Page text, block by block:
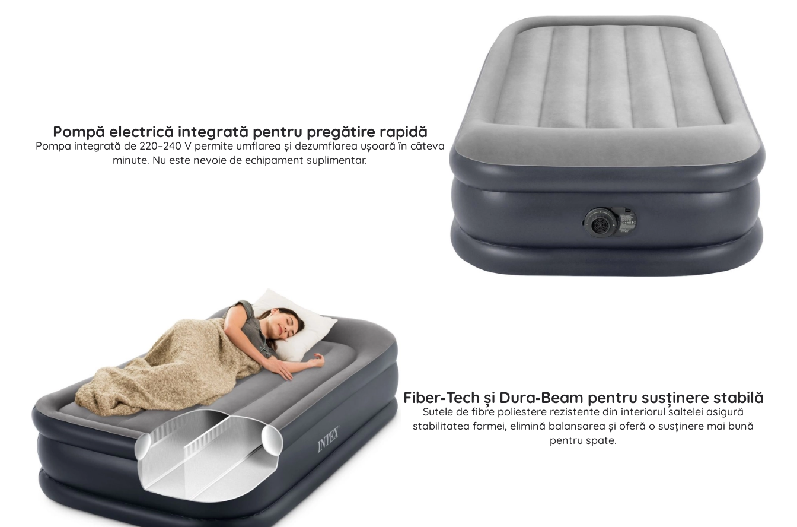
Pompă electrică integrată pentru pregătire rapidă
Pompa integrată de 220–240 V permite umflarea și dezumflarea ușoară în câteva
minute. Nu este nevoie de echipament suplimentar.
Fiber‑Tech și Dura‑Beam pentru susținere stabilă
Sutele de fibre poliestere rezistente din interiorul saltelei asigură
stabilitatea formei, elimină balansarea și oferă o susținere mai bună
pentru spate.